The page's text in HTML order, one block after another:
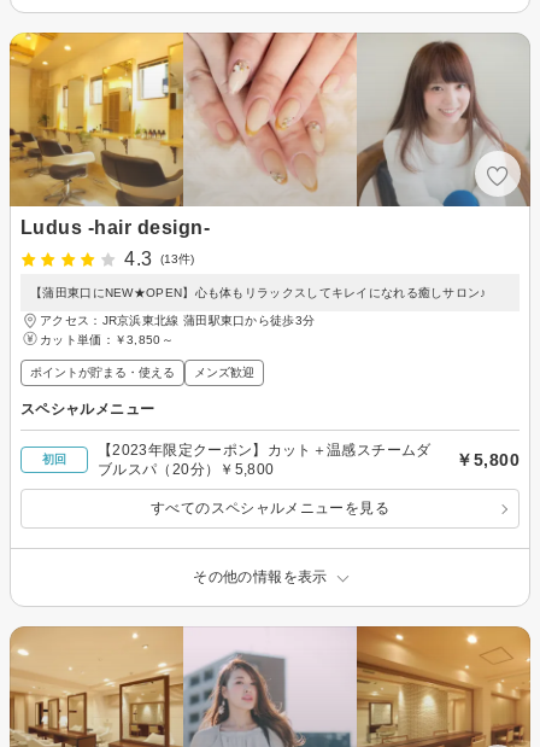
Ludus -hair design-
4.3
(13件)
【蒲田東口にNEW★OPEN】心も体もリラックスしてキレイになれる癒しサロン♪
アクセス：JR京浜東北線 蒲田駅東口から徒歩3分
カット単価： ￥3,850～
ポイントが貯まる・使える メンズ歓迎
スペシャルメニュー
初回
【2023年限定クーポン】カット＋温感スチームダ
ブルスパ（20分）￥5,800
￥5,800
すべてのスペシャルメニューを見る
その他の情報を表示